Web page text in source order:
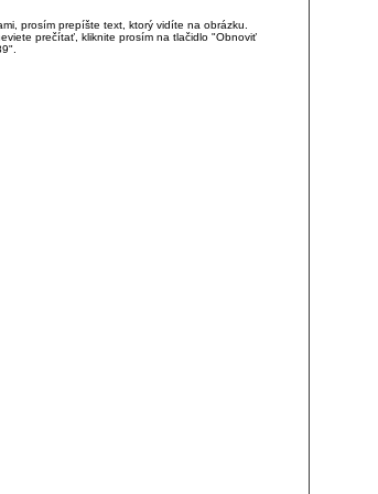
prosím prepíšte text, ktorý vidíte na obrázku.
prečítať, kliknite prosím na tlačidlo "Obnoviť